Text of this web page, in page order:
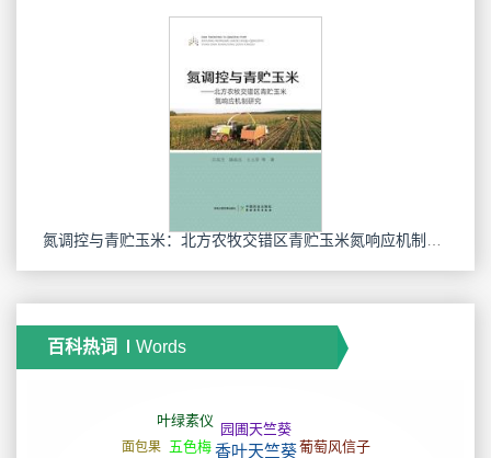
百科热词 Words